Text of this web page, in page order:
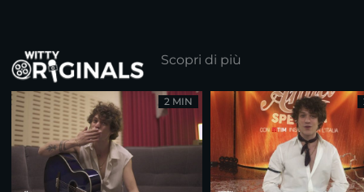
Scopri di più
2 MIN